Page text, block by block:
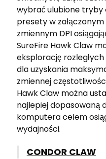
wybrać ulubione tryby
presety w
zmiennym DPI
SureFire Hawk Claw
eksplorację
dla uzyskania
zmiennej
Hawk Claw można
najlepiej dopasowaną
komputera celem
wydajności.
CONDOR CLAW